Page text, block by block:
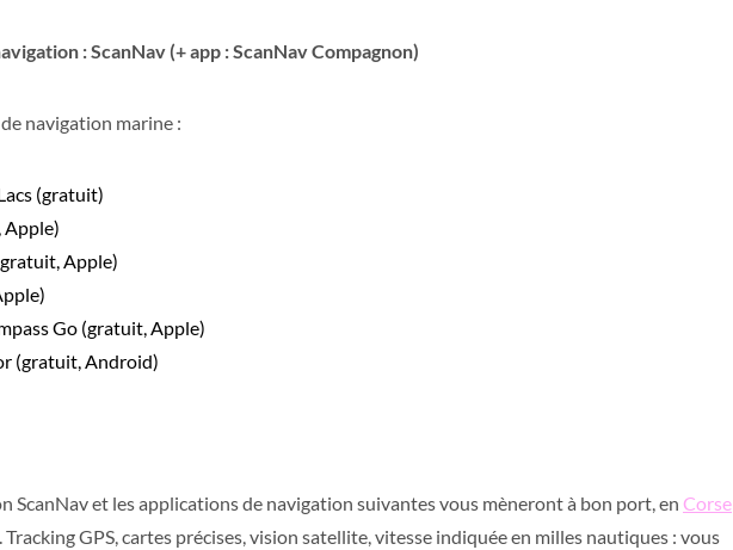
: ScanNav (+ app : ScanNav Compagnon)
navigation marine :
(gratuit)
Apple)
Apple)
Go (gratuit, Apple)
(gratuit, Android)
ScanNav et les applications de navigation suivantes vous mèneront à bon port, en Corse
. Tracking GPS, cartes précises, vision satellite, vitesse indiquée en milles nautiques : vous